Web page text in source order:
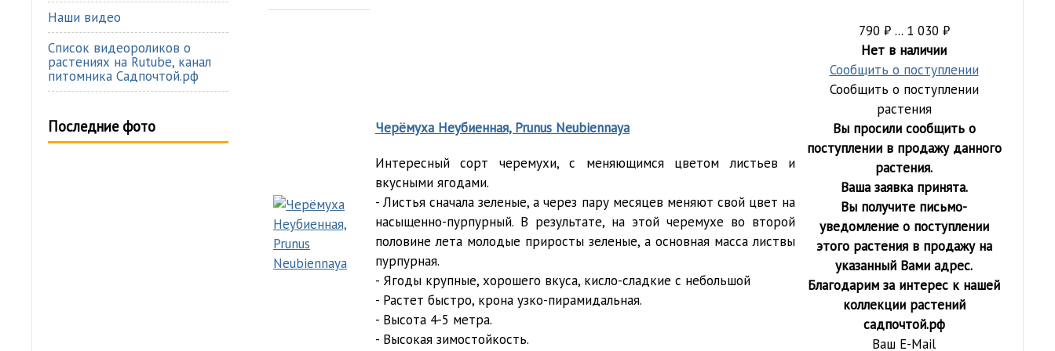
Наши видео
Список видеороликов о
растениях на Rutube, канал
питомника Садпочтой.рф
Последние фото Черёмуха Неубиенная, Prunus Neubiennaya
Интересный сорт черемухи, с меняющимся цветом листьев и
вкусными ягодами.
- Листья сначала зеленые, а через пару месяцев меняют свой цвет на
насыщенно-пурпурный. В результате, на этой черемухе во второй
половине лета молодые приросты зеленые, а основная масса листвы
пурпурная.
- Ягоды крупные, хорошего вкуса, кисло-сладкие с небольшой
- Растет быстро, крона узко-пирамидальная.
- Высота 4-5 метра.
- Высокая зимостойкость.
790 ₽... 1 030 ₽
Нет в наличии
Сообщить о поступлении
Сообщить о поступлении
растения
Вы просили сообщить о
поступлении в продажу данного
растения.
Ваша заявка принята.
Вы получите письмо-
уведомление о поступлении
этого растения в продажу на
указанный Вами адрес.
Благодарим за интерес к нашей
коллекции растений
садпочтой.рф
Ваш E-Mail